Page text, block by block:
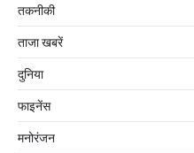
तकनीकी
ताजा खबरें
दुनिया
फाइनेंस
मनोरंजन